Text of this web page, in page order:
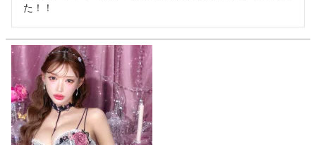
た！！